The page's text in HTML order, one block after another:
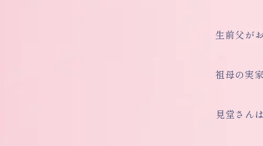
生前父が
祖母の実
見堂さん